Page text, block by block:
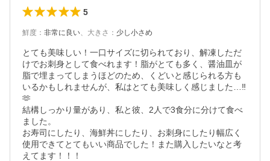
5
鮮度 ： 非常に良い、 大きさ ： 少し小さめ
とても美味しい！一口サイズに切られており、解凍しただ
けでお刺身として食べれます！脂がとても多く、醤油皿が
脂で埋まってしまうほどのため、くどいと感じられる方も
いるかもしれませんが、私はとても美味しく感じました…‼️
🫶
結構しっかり量があり、私と彼、2人で3食分に分けて食べ
ました。
お寿司にしたり、海鮮丼にしたり、お刺身にしたり幅広く
使用できてとてもいい商品でした！また購入したいなと考
えてます！！！